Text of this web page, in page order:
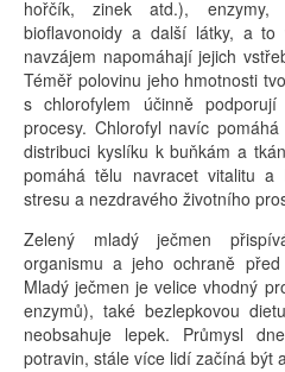
hořčík, zinek atd.), enzymy,
bioflavonoidy a další látky, a
navzájem napomáhají jejich
Téměř polovinu jeho hmotnosti
s chlorofylem účinně
procesy. Chlorofyl navíc
distribuci kyslíku k buňkám a
pomáhá tělu navracet vitalitu
stresu a nezdravého životního
Zelený mladý ječmen
organismu a jeho ochraně
Mladý ječmen je velice vhodný
enzymů), také bezlepkovou
neobsahuje lepek. Průmysl
potravin, stále více lidí začíná být